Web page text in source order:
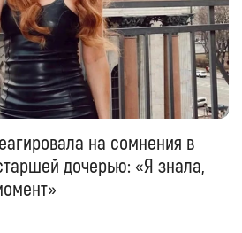
на сомнения в
дочерью: «Я знала,